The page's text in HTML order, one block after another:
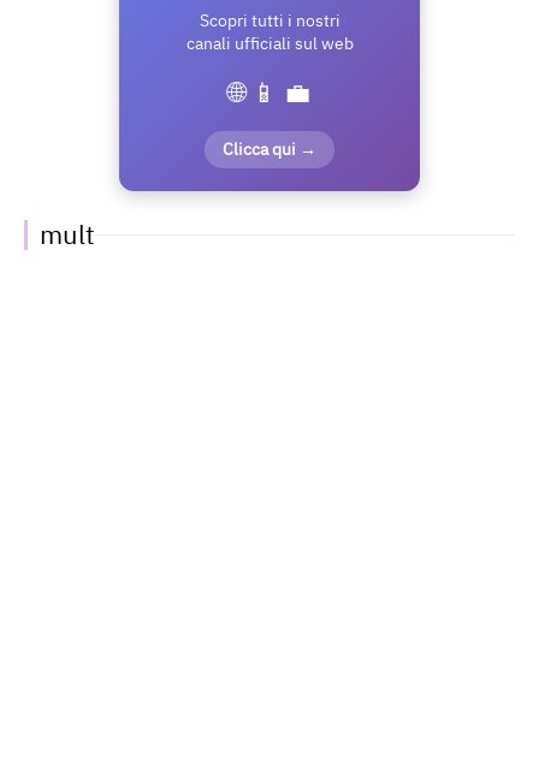
Scopri tutti i nostri
canali ufficiali sul web
🌐 📱 💼
Clicca qui →
mult